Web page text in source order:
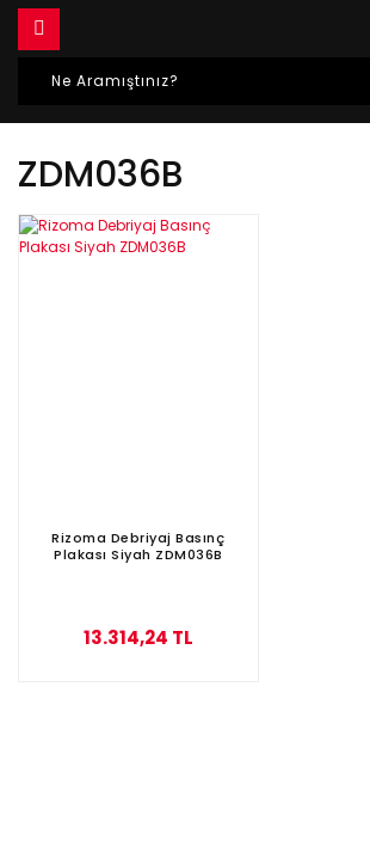
ZDM036B
Rizoma Debriyaj Basınç
Plakası Siyah ZDM036B
13.314,24 TL